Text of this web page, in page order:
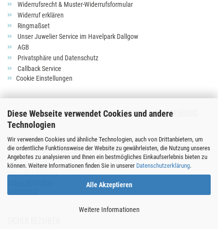
Diese Webseite verwendet Cookies und andere
Technologien
Wir verwenden Cookies und ähnliche Technologien, auch von Drittanbietern, um
die ordentliche Funktionsweise der Website zu gewährleisten, die Nutzung unseres
Angebotes zu analysieren und Ihnen ein bestmögliches Einkaufserlebnis bieten zu
können. Weitere Informationen finden Sie in unserer Datenschutzerklärung.
Alle Akzeptieren
Weitere Informationen
Widerrufsrecht & Muster-Widerrufsformular
Widerruf erklären
Ringmaßset
Unser Juwelier Service im Havelpark Dallgow
AGB
Privatsphäre und Datenschutz
Callback Service
Cookie Einstellungen
SERVICE JUWELIER DALLGOW-DÖBERITZ, BERLIN & BRANDENBURG
100% Termineinhaltung
Versand der Trauringe und Verlobungsringe innerhalb Deutschlands
kostenlos
Höchste Qualität
Schnelle Lieferung